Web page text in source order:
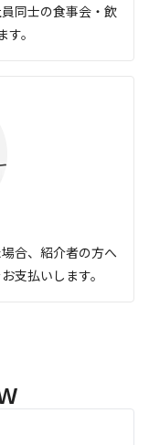
同士の食事会・飲
。
合、紹介者の方へ
支払いします。